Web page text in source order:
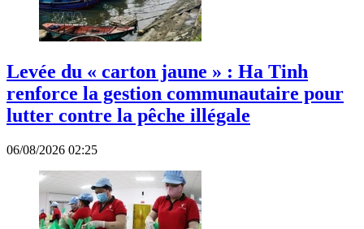
Levée du « carton jaune » : Ha Tinh
renforce la gestion communautaire pour
lutter contre la pêche illégale
06/08/2026 02:25